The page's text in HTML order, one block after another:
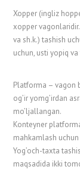
Xopper (ingliz
xopper
va sh.k.) tashish
uchun, usti yopiq
Platforma – vagon
og’ir yomg’irdan
mo’ljallangan.
Konteyner
mahkamlash
Yog’och-taxta
maqsadida ikki